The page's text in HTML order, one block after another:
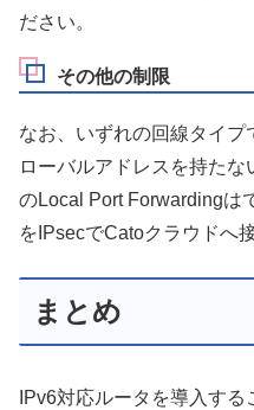
ださい。
その他の制限
なお、いずれの回線タイ
ローバルアドレスを持た
のLocal Port Forwardingは
をIPsecでCatoクラウドへ
まとめ
IPv6対応ルータを導入す